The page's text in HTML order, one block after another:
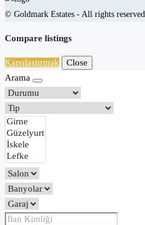
© Goldmark Estates - All rights reserved
Compare listings
Karşılaştırmak
Close
Arama